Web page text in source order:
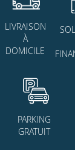
LIVRAISON
À
DOMICILE
PARKING
GRATUIT